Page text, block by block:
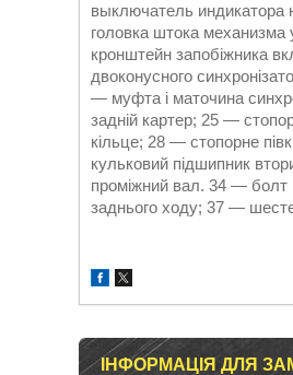
выключатель
головка штока
кронштейн запобіжника
двоконусного
― муфта і маточина
задній картер; 25 ―
кільце; 28 ― стопорне
кульковий підшипник
проміжний вал. 34 ― болт
заднього ходу; 37 ―
ІНФОРМАЦІЯ ДЛЯ